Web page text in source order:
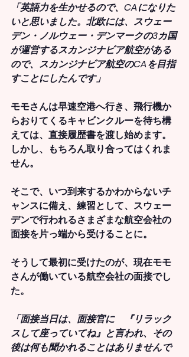
「英語力を生かせるので、CAになりた
いと思いました。北欧には、スウェー
デン・ノルウェー・デンマークの3カ国
が運営するスカンジナビア航空がある
ので、スカンジナビア航空のCAを目指
すことにしたんです」
モモさんは早速空港へ行き、飛行機か
らおりてくるキャビンクルーを待ち構
えては、直接履歴書を渡し始めます。
しかし、もちろん取り合ってはくれま
せん。
そこで、いつ到来するかわからないチ
ャンスに備え、練習として、スウェー
デンで行われるさまざまな航空会社の
面接を片っ端から受けることに。
そうして最初に受けたのが、現在モモ
さんが働いている航空会社の面接でし
た。
「面接当日は、面接官に　『リラック
スして座っていてね』と言われ、その
後は何も聞かれることはありませんで